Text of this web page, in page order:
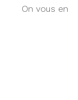
On vous en